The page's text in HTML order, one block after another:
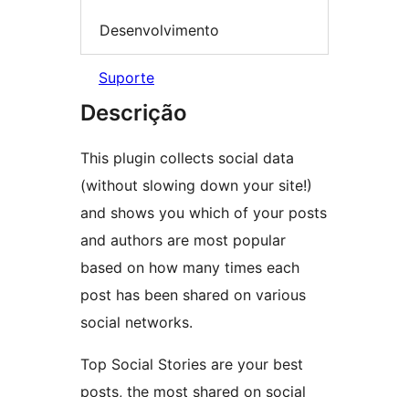
Desenvolvimento
Suporte
Descrição
This plugin collects social data
(without slowing down your site!)
and shows you which of your posts
and authors are most popular
based on how many times each
post has been shared on various
social networks.
Top Social Stories are your best
posts, the most shared on social